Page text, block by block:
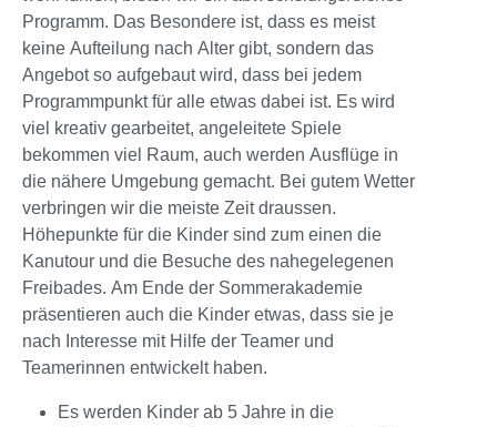
Programm. Das Besondere ist, dass es meist
keine Aufteilung nach Alter gibt, sondern das
Angebot so aufgebaut wird, dass bei jedem
Programmpunkt für alle etwas dabei ist. Es wird
viel kreativ gearbeitet, angeleitete Spiele
bekommen viel Raum, auch werden Ausflüge in
die nähere Umgebung gemacht. Bei gutem Wetter
verbringen wir die meiste Zeit draussen.
Höhepunkte für die Kinder sind zum einen die
Kanutour und die Besuche des nahegelegenen
Freibades. Am Ende der Sommerakademie
präsentieren auch die Kinder etwas, dass sie je
nach Interesse mit Hilfe der Teamer und
Teamerinnen entwickelt haben.
Es werden Kinder ab 5 Jahre in die